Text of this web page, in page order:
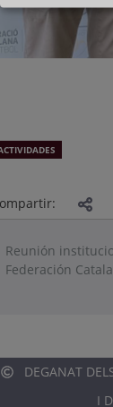
Reunión
Federación
DEGANAT DELS
I